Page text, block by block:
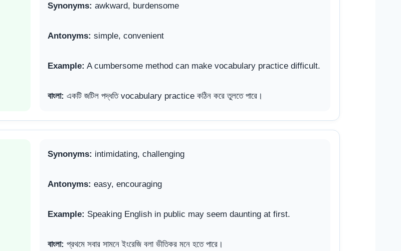
Synonyms: awkward, burdensome
Antonyms: simple, convenient
Example: A cumbersome method can make vocabulary practice difficult.
বাংলা: একটি জটিল পদ্ধতি vocabulary practice কঠিন করে তুলতে পারে।
Synonyms: intimidating, challenging
Antonyms: easy, encouraging
Example: Speaking English in public may seem daunting at first.
বাংলা: প্রথমে সবার সামনে ইংরেজি বলা ভীতিকর মনে হতে পারে।